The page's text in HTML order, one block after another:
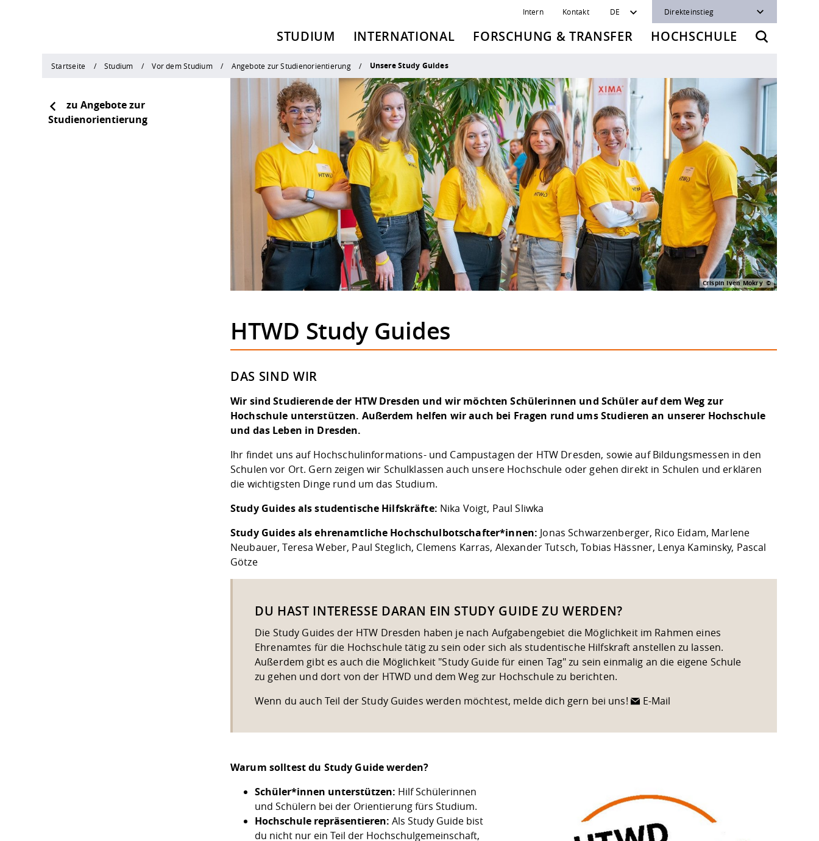
Intern Kontakt DE Direkteinstieg
STUDIUM INTERNATIONAL FORSCHUNG & TRANSFER HOCHSCHULE
Startseite Studium Vor dem Studium Angebote zur Studienorientierung Unsere Study Guides
zu Angebote zur
Studienorientierung
Crispin Iven Mokry
HTWD Study Guides
DAS SIND WIR
Wir sind Studierende der HTW Dresden und wir möchten Schülerinnen und Schüler auf dem Weg zur
Hochschule unterstützen. Außerdem helfen wir auch bei Fragen rund ums Studieren an unserer Hochschule
und das Leben in Dresden.
Ihr findet uns auf Hochschulinformations- und Campustagen der HTW Dresden, sowie auf Bildungsmessen in den
Schulen vor Ort. Gern zeigen wir Schulklassen auch unsere Hochschule oder gehen direkt in Schulen und erklären
die wichtigsten Dinge rund um das Studium.
Study Guides als studentische Hilfskräfte: Nika Voigt, Paul Sliwka
Study Guides als ehrenamtliche Hochschulbotschafter*innen: Jonas Schwarzenberger, Rico Eidam, Marlene
Neubauer, Teresa Weber, Paul Steglich, Clemens Karras, Alexander Tutsch, Tobias Hässner, Lenya Kaminsky, Pascal
Götze
DU HAST INTERESSE DARAN EIN STUDY GUIDE ZU WERDEN?
Die Study Guides der HTW Dresden haben je nach Aufgabengebiet die Möglichkeit im Rahmen eines
Ehrenamtes für die Hochschule tätig zu sein oder sich als studentische Hilfskraft anstellen zu lassen.
Außerdem gibt es auch die Möglichkeit "Study Guide für einen Tag" zu sein einmalig an die eigene Schule
zu gehen und dort von der HTWD und dem Weg zur Hochschule zu berichten.
Wenn du auch Teil der Study Guides werden möchtest, melde dich gern bei uns!
E-Mail
Warum solltest du Study Guide werden?
Schüler*innen unterstützen: Hilf Schülerinnen
und Schülern bei der Orientierung fürs Studium.
Hochschule repräsentieren: Als Study Guide bist
du nicht nur ein Teil der Hochschulgemeinschaft,